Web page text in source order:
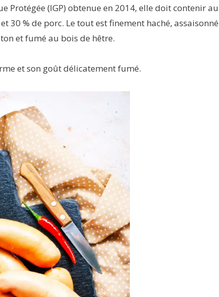
Protégée (IGP) obtenue en 2014, elle doit contenir au
% de porc. Le tout est finement haché, assaisonné
et fumé au bois de hêtre.
et son goût délicatement fumé.